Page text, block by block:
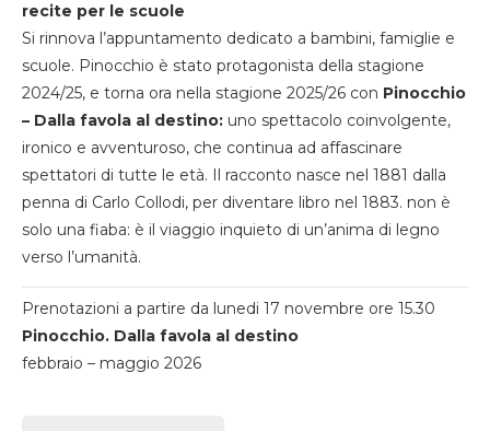
recite per le scuole
Si rinnova l’appuntamento dedicato a bambini, famiglie e
scuole. Pinocchio è stato protagonista della stagione
2024/25, e torna ora nella stagione 2025/26 con Pinocchio
– Dalla favola al destino: uno spettacolo coinvolgente,
ironico e avventuroso, che continua ad affascinare
spettatori di tutte le età. Il racconto nasce nel 1881 dalla
penna di Carlo Collodi, per diventare libro nel 1883. non è
solo una fiaba: è il viaggio inquieto di un’anima di legno
verso l’umanità.
Prenotazioni a partire da lunedi 17 novembre ore 15.30
Pinocchio. Dalla favola al destino
febbraio – maggio 2026